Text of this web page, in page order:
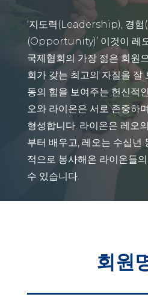
‘지도력(Leadership), 경
(Opportunity)’ 이것이 레
국제협회의 가장 젊은 회원
회가 갖는 최고의 자질을 잘
동의 힘을 보여주는 헌신적
오와 라이온은 서로 존중하
형성합니다. 라이온은 레오
부터 배우고, 레오는 수십년
적으로 봉사해온 라이온들
수 있습니다.
회원